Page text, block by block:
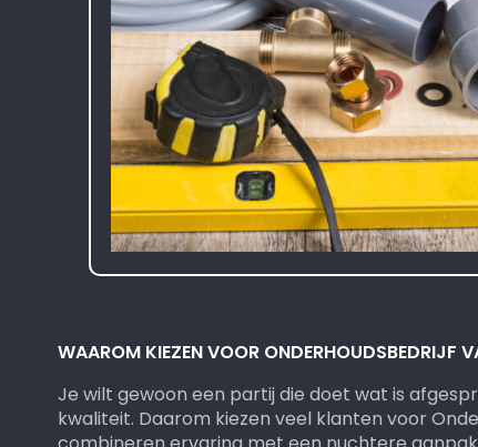
WAAROM KIEZEN VOOR ONDERHOUDSBEDRIJF
Je wilt gewoon een partij die doet wat is
kwaliteit. Daarom kiezen veel klanten voor